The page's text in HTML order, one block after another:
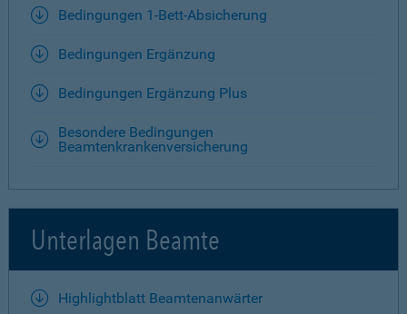
Bedingungen 1-Bett-Absicherung
Bedingungen Ergänzung
Bedingungen Ergänzung Plus
Besondere Bedingungen
Beamtenkrankenversicherung
Unterlagen Beamte
Highlightblatt Beamtenanwärter